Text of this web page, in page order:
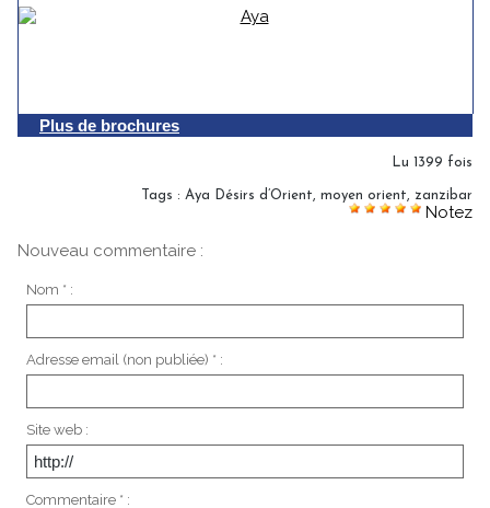
Plus de brochures
Lu 1399 fois
Tags : Aya Désirs d’Orient, moyen orient, zanzibar
Notez
Nouveau commentaire :
Nom * :
Adresse email (non publiée) * :
Site web :
Commentaire * :